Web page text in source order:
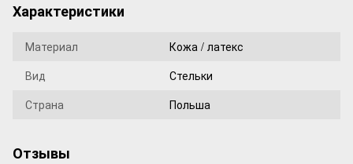
Характеристики
Материал
Кожа / латекс
Вид
Стельки
Страна
Польша
Отзывы